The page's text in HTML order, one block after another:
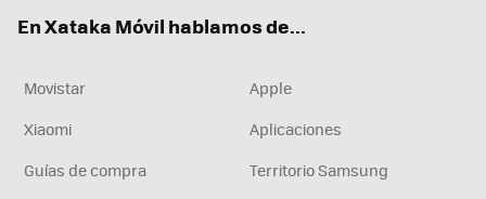
En Xataka Móvil hablamos de...
Movistar
Apple
Xiaomi
Aplicaciones
Guías de compra
Territorio Samsung